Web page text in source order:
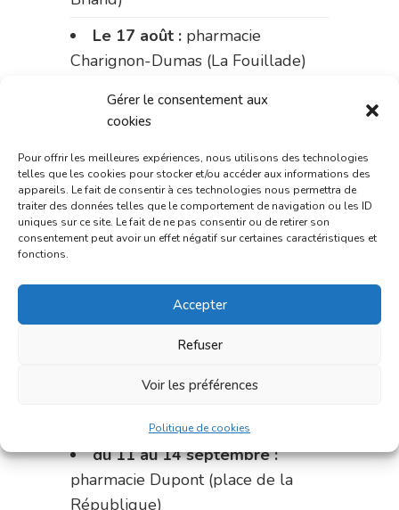
Gérer le consentement aux
cookies
Pour offrir les meilleures expériences, nous utilisons des technologies
telles que les cookies pour stocker et/ou accéder aux informations des
appareils. Le fait de consentir à ces technologies nous permettra de
traiter des données telles que le comportement de navigation ou les ID
uniques sur ce site. Le fait de ne pas consentir ou de retirer son
consentement peut avoir un effet négatif sur certaines caractéristiques et
fonctions.
Accepter
Refuser
Voir les préférences
Politique de cookies
Le 17 août : pharmacie
Charignon-Dumas (La Fouillade)
du 17 au 21 août :pharmacie
Palobart (Laguépie)
du 21 au 28 août :pharmacie
Dupont (place de la République)
du 28 au 31 août :pharmacie
Bonnemaire (rue Saint-Jacques)
Du 31 août au 4 septembre :
pharmacie Charignon-Dumas (La
Fouillade)
pharmacie Carnus (rue Marcellin-
du 11 au 14 septembre :
pharmacie Dupont (place de la
République)